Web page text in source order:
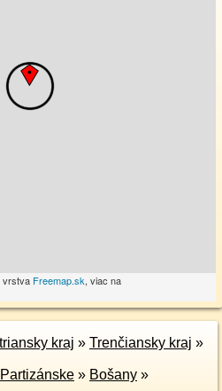
vrstva Freemap.sk, viac na
kraj » Trenčiansky kraj »
» Bošany »